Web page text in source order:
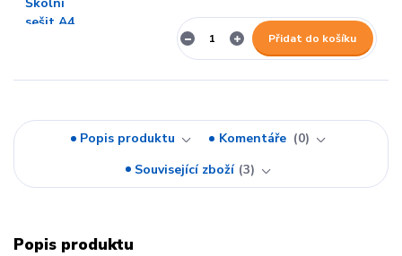
Přidat do košíku
Popis produktu Komentáře
0
Související zboží 3
Popis produktu